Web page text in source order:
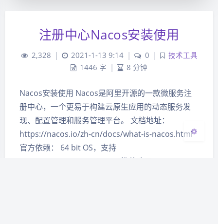
Sans Serif
浅阴影
关闭 日落 暗化 灰度
注册中心Nacos安装使用
2,328 | 2021-1-13 9:14 | 0 |
技术工具
1446 字 | 8 分钟
Nacos安装使用 Nacos是阿里开源的一款微服务注
册中心，一个更易于构建云原生应用的动态服务发
现、配置管理和服务管理平台。 文档地址：
https://nacos.io/zh-cn/docs/what-is-nacos.html
官方依赖： 64 bit OS，支持
Linux/Unix/Mac/Windows，推荐选用